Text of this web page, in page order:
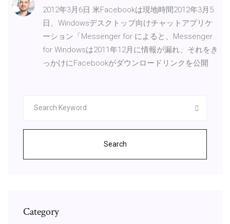
2012年3月6日 米Facebookは現地時間2012年3月5
日、Windowsデスクトップ向けチャットアプリケ
ーション「Messenger for によると、Messenger
for Windowsは2011年12月に情報が漏れ、それをき
っかけにFacebookがダウンロードリンクを公開
Search
Category